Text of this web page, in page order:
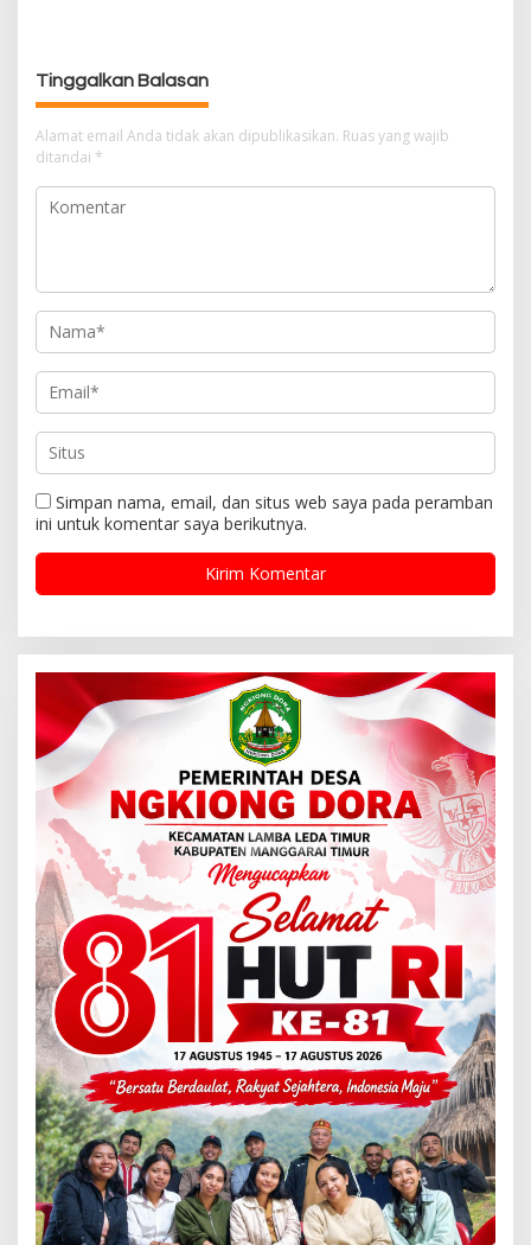
p
o
s
Tinggalkan Balasan
Alamat email Anda tidak akan dipublikasikan. Ruas yang wajib
ditandai *
Simpan nama, email, dan situs web saya pada peramban
ini untuk komentar saya berikutnya.